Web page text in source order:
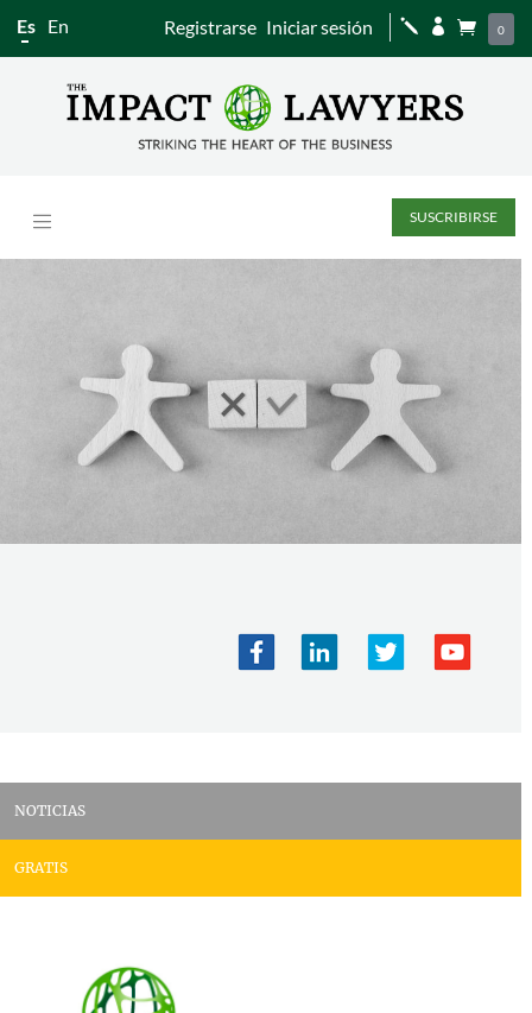
Es En Registrarse Iniciar sesión j   0
SUSCRIBIRSE
NOTICIAS
GRATIS